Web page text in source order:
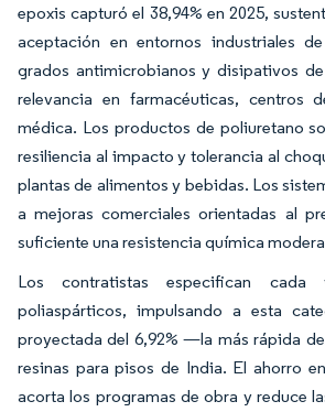
epoxis capturó el 38,94% en 2025,
aceptación en entornos industriales
grados antimicrobianos y disipativos
relevancia en farmacéuticas, centros
médica. Los productos de poliuretano
resiliencia al impacto y tolerancia al
plantas de alimentos y bebidas. Los
a mejoras comerciales orientadas al
suficiente una resistencia química
Los contratistas especifican cada
poliaspárticos, impulsando a esta
proyectada del 6,92% —la más rápida
resinas para pisos de India. El ahorro
acorta los programas de obra y reduce